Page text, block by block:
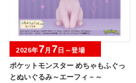
ポケットモンスター めちゃもふぐっ
とぬいぐるみ～エーフィ－～
2026年7月 7日～登場